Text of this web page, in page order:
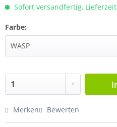
Sofort versandfertig,
Farbe:
Merken Bewerten